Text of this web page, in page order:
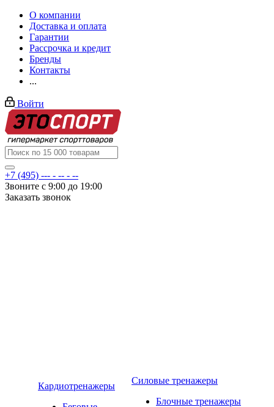
О компании
Доставка и оплата
Гарантии
Рассрочка и кредит
Бренды
Контакты
...
Войти
+7 (495) --- - -- - --
Звоните с 9:00 до 19:00
Заказать звонок
Кардиотренажеры
Силовые тренажеры
Блочные тренажеры